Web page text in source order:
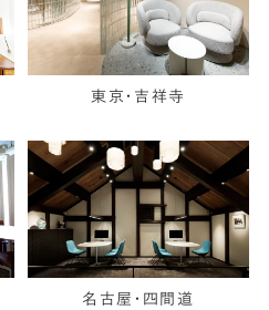
東京・吉祥寺
名古屋・四間道